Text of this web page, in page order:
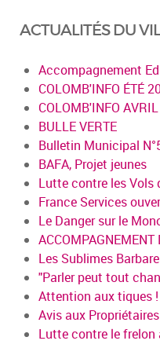
ACTUALITÉS DU
Accompagnement
COLOMB'INFO ÉTÉ
COLOMB'INFO
BULLE VERTE
Bulletin Municipal
BAFA, Projet jeunes
Lutte contre les Vols
France Services
Le Danger sur le
ACCOMPAGNEMENT
Les Sublimes
"Parler peut tout
Attention aux tiques !
Avis aux
Lutte contre le frelon